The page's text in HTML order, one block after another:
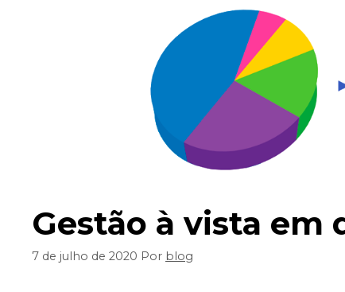
Gestão à vista em
7 de julho de 2020 Por blog